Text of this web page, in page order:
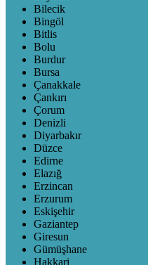
Bilecik
Bingöl
Bitlis
Bolu
Burdur
Bursa
Çanakkale
Çankırı
Çorum
Denizli
Diyarbakır
Düzce
Edirne
Elazığ
Erzincan
Erzurum
Eskişehir
Gaziantep
Giresun
Gümüşhane
Hakkari